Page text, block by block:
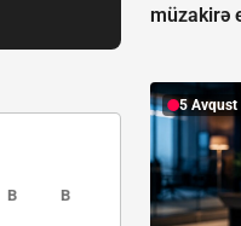
B B
müzakirə
5 Avqust